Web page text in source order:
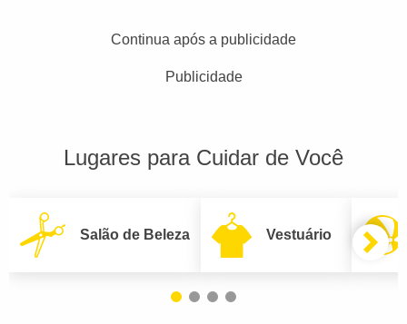
Continua após a publicidade
Publicidade
Lugares para Cuidar de Você
Salão de Beleza Vestuário